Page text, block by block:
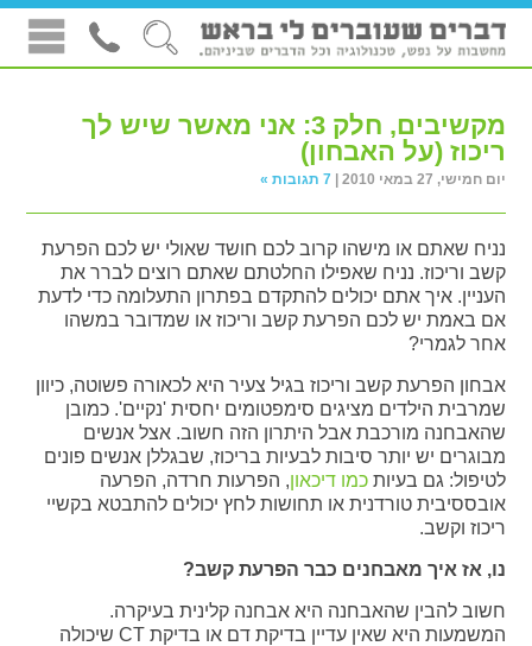
מקשיבים, חלק 3: אני מאשר שיש לך
ריכוז (על האבחון)
יום חמישי, 27 במאי 2010 | 7 תגובות »
נניח שאתם או מישהו קרוב לכם חושד שאולי יש לכם הפרעת
קשב וריכוז. נניח שאפילו החלטתם שאתם רוצים לברר את
העניין. איך אתם יכולים להתקדם בפתרון התעלומה כדי לדעת
אם באמת יש לכם הפרעת קשב וריכוז או שמדובר במשהו
אחר לגמרי?
אבחון הפרעת קשב וריכוז בגיל צעיר היא לכאורה פשוטה, כיוון
שמרבית הילדים מציגים סימפטומים יחסית 'נקיים'. כמובן
שהאבחנה מורכבת אבל היתרון הזה חשוב. אצל אנשים
מבוגרים יש יותר סיבות לבעיות בריכוז, שבגללן אנשים פונים
לטיפול: גם בעיותכמו דיכאון, הפרעות חרדה, הפרעה
אובססיבית טורדנית או תחושות לחץ יכולים להתבטא בקשיי
ריכוז וקשב.
נו, אז איך מאבחנים כבר הפרעת קשב?
חשוב להבין שהאבחנה היא אבחנה קלינית בעיקרה.
המשמעות היא שאין עדיין בדיקת דם או בדיקת CT שיכולה